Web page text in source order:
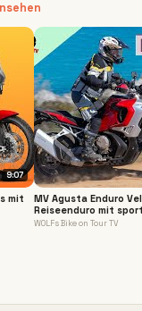
9:07
mit
MV Agusta Enduro
Reiseenduro mit
WOLFs Bike on Tour TV